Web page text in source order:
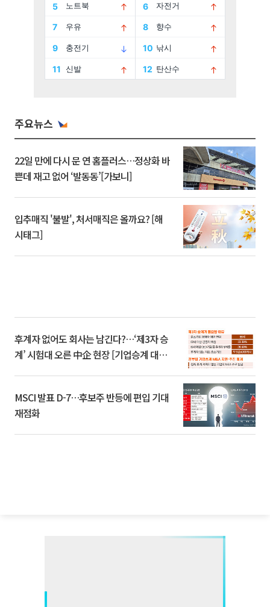
주요뉴스
22일 만에 다시 문 연 홈플러스…정상화 바
쁜데 재고 없어 ‘발동동’[가보니]
입추매직 '불발', 처서매직은 올까요? [해
시태그]
후계자 없어도 회사는 남긴다?…‘제3자 승
계’ 시험대 오른 中企 현장 [기업승계 대전
MSCI 발표 D-7…후보주 반등에 편입 기대
재점화